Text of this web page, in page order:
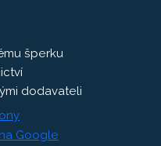
šperku
dodavateli